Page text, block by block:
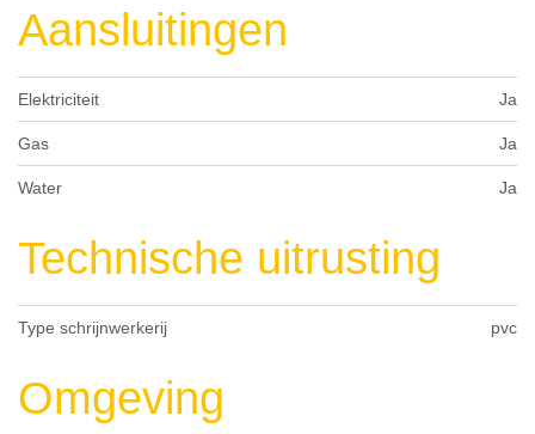
Aansluitingen
Elektriciteit Ja
Gas Ja
Water Ja
Technische uitrusting
Type schrijnwerkerij pvc
Omgeving